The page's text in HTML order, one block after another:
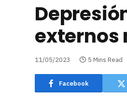
externos
11/05/2023 5 Mins Read
Facebook